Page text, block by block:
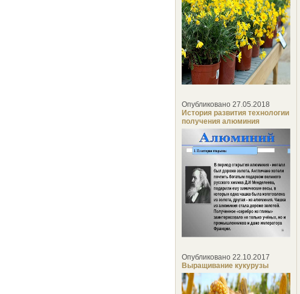
Опубликовано 27.05.2018
История развития технологии
получения алюминия
Опубликовано 22.10.2017
Выращивание кукурузы